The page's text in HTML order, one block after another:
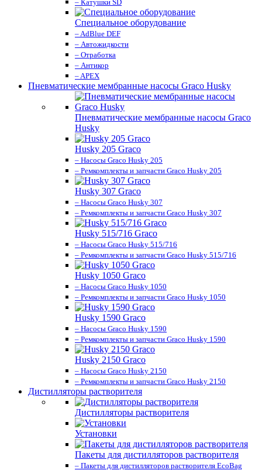
– Катушки SD
Специальное оборудование
– AdBlue DEF
– Автожидкости
– Отработка
– Антикор
– APEX
Пневматические мембранные насосы Graco Husky
Пневматические мембранные насосы Graco
Husky
Husky 205 Graco
– Насосы Graco Husky 205
– Ремкомплекты и запчасти Graco Husky 205
Husky 307 Graco
– Насосы Graco Husky 307
– Ремкомплекты и запчасти Graco Husky 307
Husky 515/716 Graco
– Насосы Graco Husky 515/716
– Ремкомплекты и запчасти Graco Husky 515/716
Husky 1050 Graco
– Насосы Graco Husky 1050
– Ремкомплекты и запчасти Graco Husky 1050
Husky 1590 Graco
– Насосы Graco Husky 1590
– Ремкомплекты и запчасти Graco Husky 1590
Husky 2150 Graco
– Насосы Graco Husky 2150
– Ремкомплекты и запчасти Graco Husky 2150
Дистилляторы растворителя
Дистилляторы растворителя
Установки
Пакеты для дистилляторов растворителя
– Пакеты для дистилляторов растворителя EcoBag